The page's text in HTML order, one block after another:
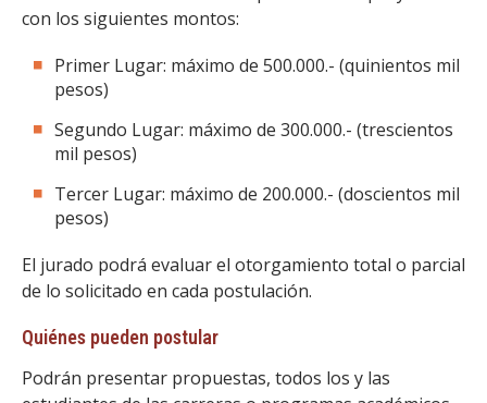
con los siguientes montos:
Primer Lugar: máximo de 500.000.- (quinientos mil
pesos)
Segundo Lugar: máximo de 300.000.- (trescientos
mil pesos)
Tercer Lugar: máximo de 200.000.- (doscientos mil
pesos)
El jurado podrá evaluar el otorgamiento total o parcial
de lo solicitado en cada postulación.
Quiénes pueden postular
Podrán presentar propuestas, todos los y las